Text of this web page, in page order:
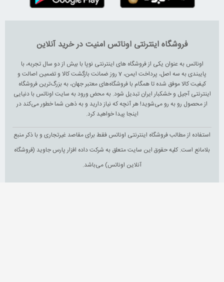
فروشگاه اینترنتی اوناتس امنیت در خرید آنلاین
اوناتس به عنوان یکی از فروشگاه های اینترنتی نوپا با بیش از دو سال تجربه، با
پایبندی به سه اصل، پرداخت ایمن، 7 روز ضمانت بازگشت کالا و تضمین اصالت و
کیفیت کالا موفق شده تا همگام با فروشگاه‌های معتبر جهان، به بزرگ‌ترین فروشگاه
اینترنتی آجیل و خشکبار ایران تبدیل شود. به محض ورود به سایت اوناتس با دنیایی
از محصول رو به رو می‌شوید! هر آنچه که نیاز دارید و به ذهن شما خطور می‌کند در
اینجا پیدا خواهید کرد.
استفاده از مطالب فروشگاه اینترنتی اوناتس فقط برای مقاصد غیرتجاری و با ذکر منبع
بلامانع است. کلیه حقوق این سایت متعلق به شرکت داده افزار پارس جاوید (فروشگاه
آنلاین اوناتس) می‌باشد.